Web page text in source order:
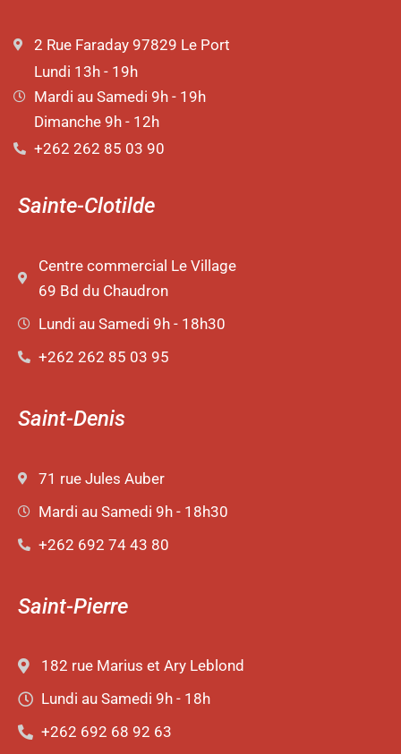
2 Rue Faraday 97829 Le Port
Lundi 13h - 19h
Mardi au Samedi 9h - 19h
Dimanche 9h - 12h
+262 262 85 03 90
Sainte-Clotilde
Centre commercial Le Village
69 Bd du Chaudron
Lundi au Samedi 9h - 18h30
+262 262 85 03 95
Saint-Denis
71 rue Jules Auber
Mardi au Samedi 9h - 18h30
+262 692 74 43 80
Saint-Pierre
182 rue Marius et Ary Leblond
Lundi au Samedi 9h - 18h
+262 692 68 92 63